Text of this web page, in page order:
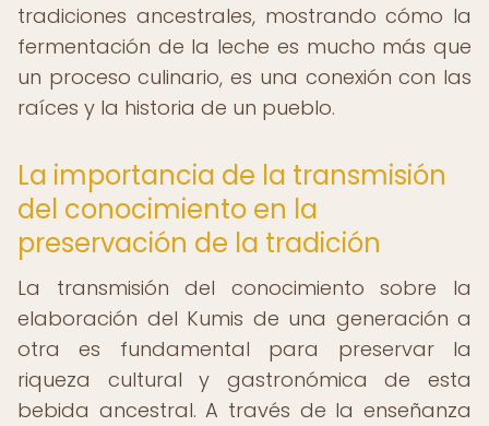
tradiciones ancestrales, mostrando cómo la
fermentación de la leche es mucho más que
un proceso culinario, es una conexión con las
raíces y la historia de un pueblo.
La importancia de la transmisión
del conocimiento en la
preservación de la tradición
La transmisión del conocimiento sobre la
elaboración del Kumis de una generación a
otra es fundamental para preservar la
riqueza cultural y gastronómica de esta
bebida ancestral. A través de la enseñanza